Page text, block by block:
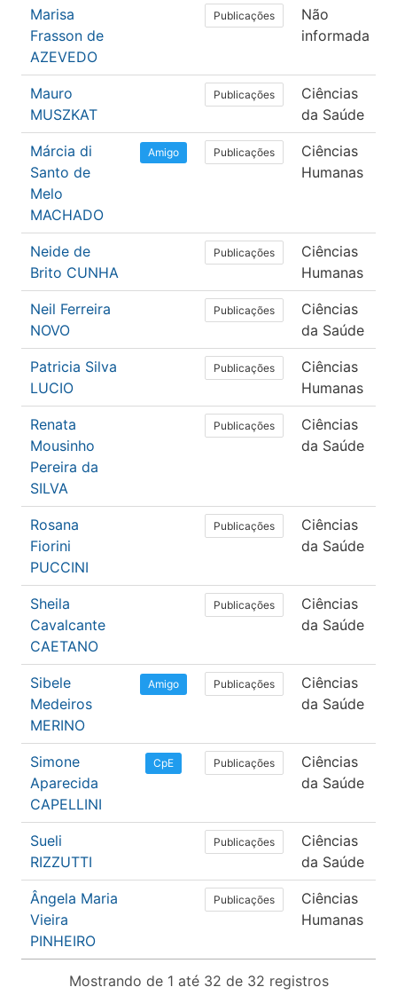
Marisa
Frasson de
AZEVEDO
Publicações
Não
informada
Mauro
MUSZKAT
Publicações
Ciências
da Saúde
Márcia di
Santo de
Melo
MACHADO
Amigo Publicações
Ciências
Humanas
Neide de
Brito CUNHA
Publicações
Ciências
Humanas
Neil Ferreira
NOVO
Publicações
Ciências
da Saúde
Patricia Silva
LUCIO
Publicações
Ciências
Humanas
Renata
Mousinho
Pereira da
SILVA
Publicações
Ciências
da Saúde
Rosana
Fiorini
PUCCINI
Publicações
Ciências
da Saúde
Sheila
Cavalcante
CAETANO
Publicações
Ciências
da Saúde
Sibele
Medeiros
MERINO
Amigo Publicações
Ciências
da Saúde
Simone
Aparecida
CAPELLINI
CpE Publicações
Ciências
da Saúde
Sueli
RIZZUTTI
Publicações
Ciências
da Saúde
Ângela Maria
Vieira
PINHEIRO
Publicações
Ciências
Humanas
Mostrando de 1 até 32 de 32 registros